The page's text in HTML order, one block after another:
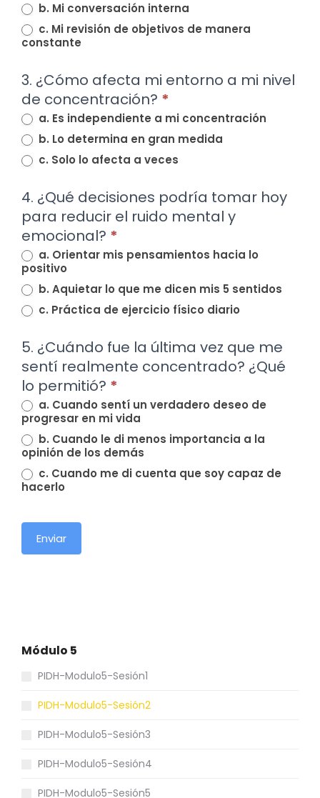
b. Mi conversación interna
c. Mi revisión de objetivos de manera
constante
3. ¿Cómo afecta mi entorno a mi nivel
de concentración? *
a. Es independiente a mi concentración
b. Lo determina en gran medida
c. Solo lo afecta a veces
4. ¿Qué decisiones podría tomar hoy
para reducir el ruido mental y
emocional? *
a. Orientar mis pensamientos hacia lo
positivo
b. Aquietar lo que me dicen mis 5 sentidos
c. Práctica de ejercicio físico diario
5. ¿Cuándo fue la última vez que me
sentí realmente concentrado? ¿Qué
lo permitió? *
a. Cuando sentí un verdadero deseo de
progresar en mi vida
b. Cuando le di menos importancia a la
opinión de los demás
c. Cuando me di cuenta que soy capaz de
hacerlo
Enviar
Módulo 5
PIDH-Modulo5-Sesión1
PIDH-Modulo5-Sesión2
PIDH-Modulo5-Sesión3
PIDH-Modulo5-Sesión4
PIDH-Modulo5-Sesión5